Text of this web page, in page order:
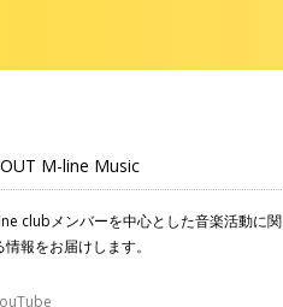
M-line Music
clubメンバーを中心とした音楽活動に関
情報をお届けします。